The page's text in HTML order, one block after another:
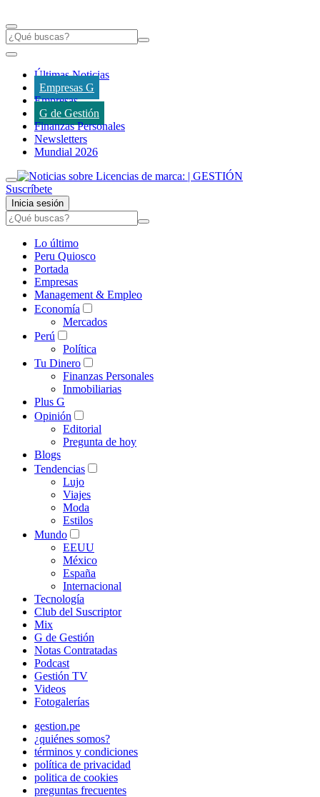
Últimas Noticias
Empresas G
Empresas
G de Gestión
Finanzas Personales
Newsletters
Mundial 2026
Suscríbete
Inicia sesión
Lo último
Peru Quiosco
Portada
Empresas
Management & Empleo
Economía
Mercados
Perú
Política
Tu Dinero
Finanzas Personales
Inmobiliarias
Plus G
Opinión
Editorial
Pregunta de hoy
Blogs
Tendencias
Lujo
Viajes
Moda
Estilos
Mundo
EEUU
México
España
Internacional
Tecnología
Club del Suscriptor
Mix
G de Gestión
Notas Contratadas
Podcast
Gestión TV
Videos
Fotogalerías
gestion.pe
¿quiénes somos?
términos y condiciones
política de privacidad
politica de cookies
preguntas frecuentes